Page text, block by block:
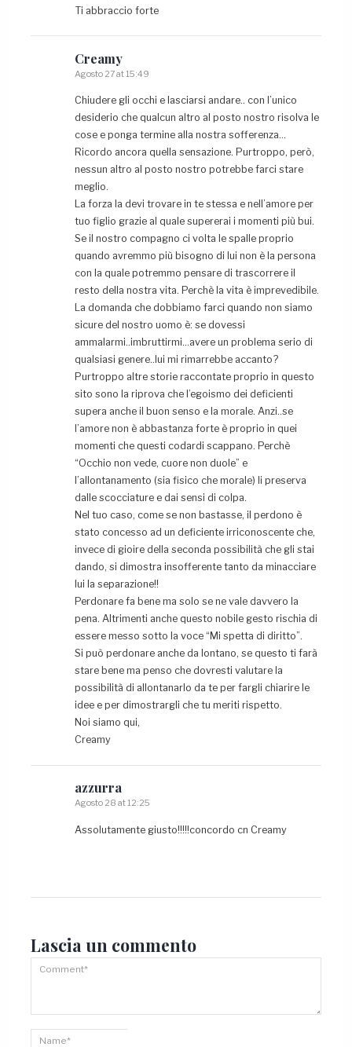
Ti abbraccio forte
Creamy
Agosto 27 at 15:49
Chiudere gli occhi e lasciarsi andare.. con l’unico
desiderio che qualcun altro al posto nostro risolva le
cose e ponga termine alla nostra sofferenza…
Ricordo ancora quella sensazione. Purtroppo, però,
nessun altro al posto nostro potrebbe farci stare
meglio.
La forza la devi trovare in te stessa e nell’amore per
tuo figlio grazie al quale supererai i momenti più bui.
Se il nostro compagno ci volta le spalle proprio
quando avremmo più bisogno di lui non è la persona
con la quale potremmo pensare di trascorrere il
resto della nostra vita. Perchè la vita è imprevedibile.
La domanda che dobbiamo farci quando non siamo
sicure del nostro uomo è: se dovessi
ammalarmi..imbruttirmi…avere un problema serio di
qualsiasi genere..lui mi rimarrebbe accanto?
Purtroppo altre storie raccontate proprio in questo
sito sono la riprova che l’egoismo dei deficienti
supera anche il buon senso e la morale. Anzi..se
l’amore non è abbastanza forte è proprio in quei
momenti che questi codardi scappano. Perchè
“Occhio non vede, cuore non duole” e
l’allontanamento (sia fisico che morale) li preserva
dalle scocciature e dai sensi di colpa.
Nel tuo caso, come se non bastasse, il perdono è
stato concesso ad un deficiente irriconoscente che,
invece di gioire della seconda possibilità che gli stai
dando, si dimostra insofferente tanto da minacciare
lui la separazione!!
Perdonare fa bene ma solo se ne vale davvero la
pena. Altrimenti anche questo nobile gesto rischia di
essere messo sotto la voce “Mi spetta di diritto”.
Si può perdonare anche da lontano, se questo ti farà
stare bene ma penso che dovresti valutare la
possibilità di allontanarlo da te per fargli chiarire le
idee e per dimostrargli che tu meriti rispetto.
Noi siamo qui,
Creamy
azzurra
Agosto 28 at 12:25
Assolutamente giusto!!!!!concordo cn Creamy
Lascia un commento